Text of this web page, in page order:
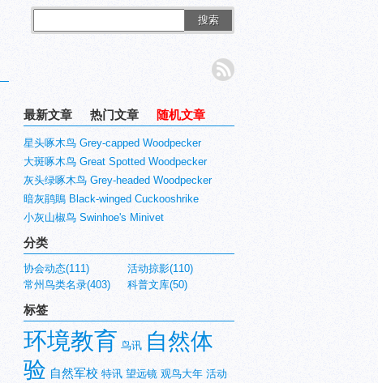
搜索
最新文章 热门文章 随机文章
星头啄木鸟 Grey-capped Woodpecker
大斑啄木鸟 Great Spotted Woodpecker
灰头绿啄木鸟 Grey-headed Woodpecker
暗灰鹃鵙 Black-winged Cuckooshrike
小灰山椒鸟 Swinhoe's Minivet
分类
协会动态(111)
活动掠影(110)
常州鸟类名录(403)
科普文库(50)
标签
环境教育 鸟讯 自然体
验 自然军校 特讯 望远镜 观鸟大年 活动